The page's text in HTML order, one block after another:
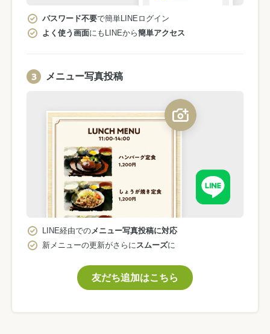
パスワード不要で簡単LINEログイン
よく使う画面にもLINEから簡単アクセス
メニュー写真投稿
LINE経由での メニュー写真投稿に対応
新メニューの更新がさらに スムーズに
友だち追加はこちら